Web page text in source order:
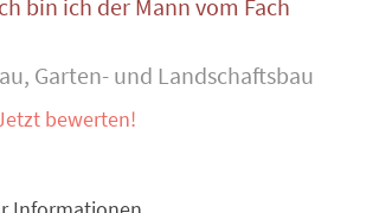
bin ich der Mann vom Fach
Garten- und Landschaftsbau
bewerten!